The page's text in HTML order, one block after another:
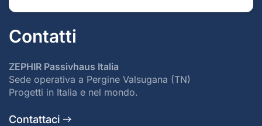
Contatti
ZEPHIR Passivhaus Italia
Sede operativa a Pergine Valsugana (TN)
Progetti in Italia e nel mondo.
Contattaci